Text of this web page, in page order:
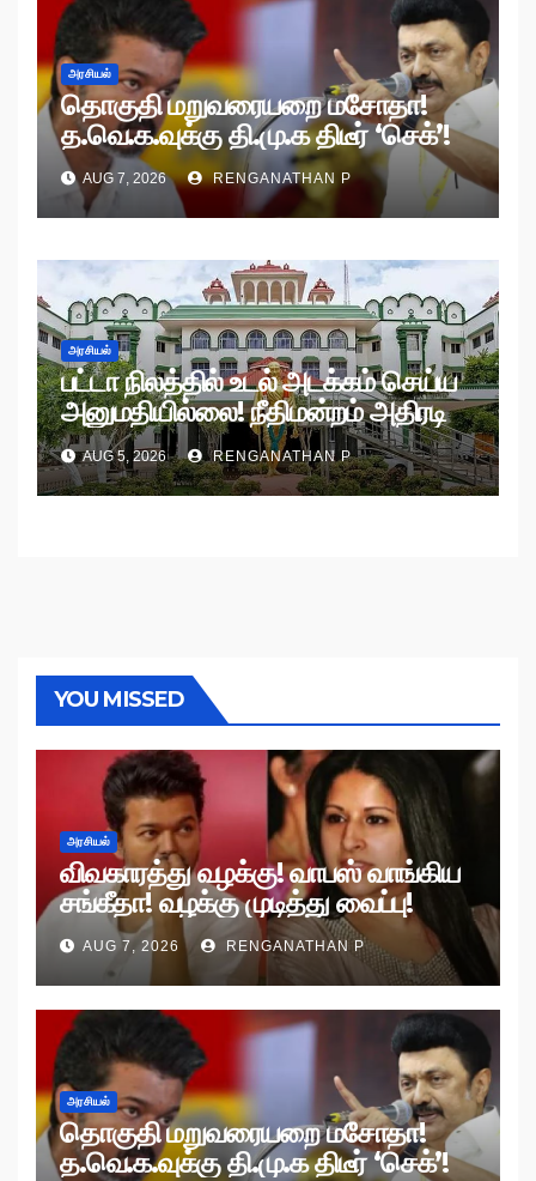
அரசியல்
தொகுதி மறுவரையறை மசோதா!
த.வெ.க.வுக்கு தி.மு.க திடீர் ‘செக்’!
AUG 7, 2026 RENGANATHAN P
அரசியல்
பட்டா நிலத்தில் உடல் அடக்கம் செய்ய
அனுமதியில்லை! நீதிமன்றம் அதிரடி
உத்தரவு!
AUG 5, 2026 RENGANATHAN P
YOU MISSED
அரசியல்
விவகாரத்து வழக்கு! வாபஸ் வாங்கிய
சங்கீதா! வழக்கு முடித்து வைப்பு!
AUG 7, 2026 RENGANATHAN P
அரசியல்
தொகுதி மறுவரையறை மசோதா!
த.வெ.க.வுக்கு தி.மு.க திடீர் ‘செக்’!